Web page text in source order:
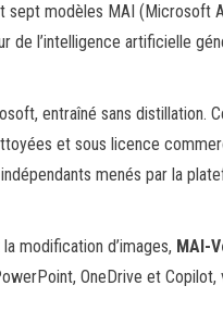
sept modèles MAI (Microsoft
de l’intelligence artificielle
entraîné sans distillation.
et sous licence
menés par la
modification d’images, MAI-
OneDrive et